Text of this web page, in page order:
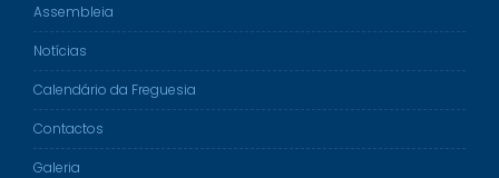
Assembleia
Notícias
Calendário da Freguesia
Contactos
Galeria